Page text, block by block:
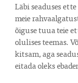
Läbi seaduses
meie
õiguse tuua teie
olulises teemas.
kitsam, aga
eitada oleks